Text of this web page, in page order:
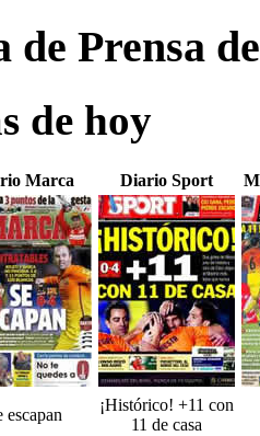
de Prensa
de hoy
Marca Diario Sport
escapan
¡Histórico! +11 con
11 de casa